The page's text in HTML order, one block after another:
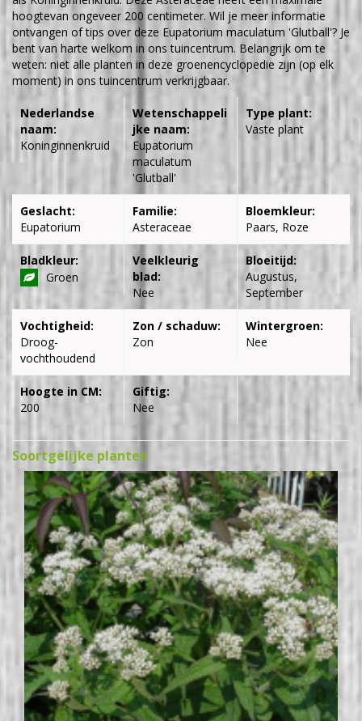
hoogtevan ongeveer 200 centimeter. Wil je meer informatie
ontvangen of tips over deze Eupatorium maculatum 'Glutball'? Je
bent van harte welkom in ons tuincentrum. Belangrijk om te
weten: niet alle planten in deze groenencyclopedie zijn (op elk
moment) in ons tuincentrum verkrijgbaar.
Nederlandse
naam:
Koninginnenkruid
Wetenschappeli
jke naam:
Eupatorium
maculatum
'Glutball'
Type plant:
Vaste plant
Geslacht:
Eupatorium
Familie:
Asteraceae
Bloemkleur:
Paars, Roze
Bladkleur:
Groen
Veelkleurig
blad:
Nee
Bloeitijd:
Augustus,
September
Vochtigheid:
Droog-
vochthoudend
Zon / schaduw:
Zon
Wintergroen:
Nee
Hoogte in CM:
200
Giftig:
Nee
Soortgelijke planten